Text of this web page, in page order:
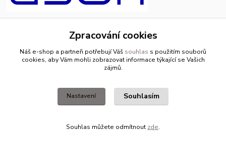
+420 799 500 769
pracovní dny 8-11hod.,13-15hod.
Zpracování cookies
Náš e-shop a partneři potřebují Váš souhlas s použitím souborů
cookies, aby Vám mohli zobrazovat informace týkající se Vašich
zájmů.
Nastavení Souhlasím
Souhlas můžete odmítnout zde.